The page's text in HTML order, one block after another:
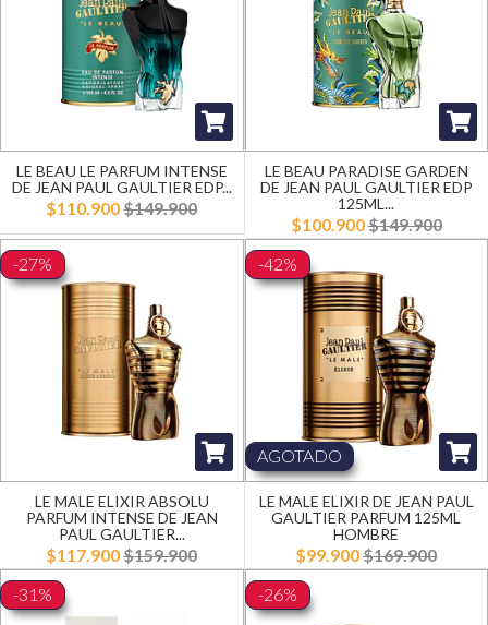
LE BEAU LE PARFUM INTENSE
DE JEAN PAUL GAULTIER EDP...
$110.900$149.900
LE BEAU PARADISE GARDEN
DE JEAN PAUL GAULTIER EDP
125ML...
$100.900$149.900
-27%
LE MALE ELIXIR ABSOLU
PARFUM INTENSE DE JEAN
PAUL GAULTIER...
$117.900$159.900
-42%
AGOTADO
LE MALE ELIXIR DE JEAN PAUL
GAULTIER PARFUM 125ML
HOMBRE
$99.900$169.900
-31%
-26%